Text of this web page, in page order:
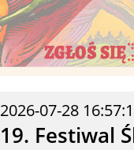
2026-07-28
19. Festiwal